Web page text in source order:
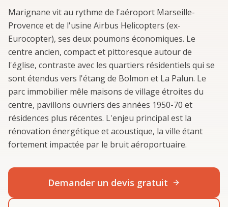
Marignane vit au rythme de l'aéroport Marseille-
Provence et de l'usine Airbus Helicopters (ex-
Eurocopter), ses deux poumons économiques. Le
centre ancien, compact et pittoresque autour de
l'église, contraste avec les quartiers résidentiels qui se
sont étendus vers l'étang de Bolmon et La Palun. Le
parc immobilier mêle maisons de village étroites du
centre, pavillons ouvriers des années 1950-70 et
résidences plus récentes. L'enjeu principal est la
rénovation énergétique et acoustique, la ville étant
fortement impactée par le bruit aéroportuaire.
Demander un devis gratuit